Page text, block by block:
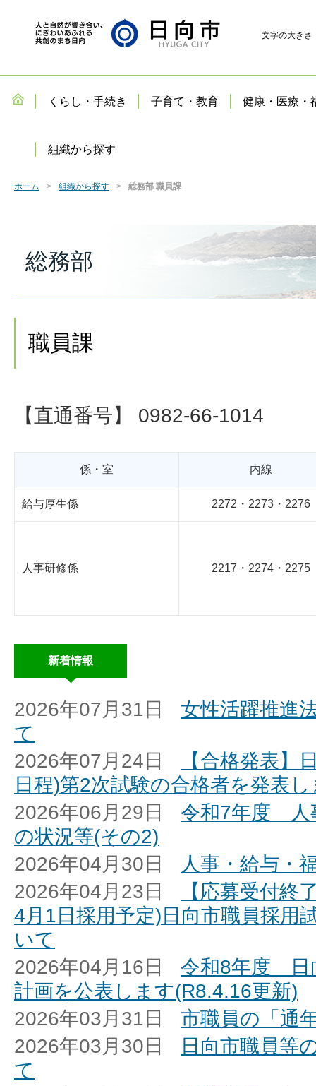
文字の大きさ
くらし・手続き 子育て・教育 健康・医療・
組織から探す
ホーム 組織から探す 総務部 職員課
総務部
職員課
【直通番号】 0982-66-1014
係・室 内線
給与厚生係 2272・2273・2276
人事研修係 2217・2274・2275
新着情報
2026年07月31日
女性活躍推進
て
2026年07月24日
【合格発表】
日程)第2次試験の合格者を発表
2026年06月29日
令和7年度 人
の状況等(その2)
2026年04月30日
人事・給与・
2026年04月23日
【応募受付終
4月1日採用予定)日向市職員採用
いて
2026年04月16日
令和8年度 日
計画を公表します(R8.4.16更新)
2026年03月31日
市職員の「通
2026年03月30日
日向市職員等
て